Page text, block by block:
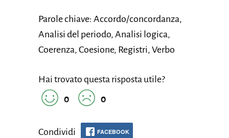
Parole chiave: Accordo/concordanza,
Analisi del periodo, Analisi logica,
Coerenza, Coesione, Registri, Verbo
Hai trovato questa risposta utile?
0
0
Condividi FACEBOOK